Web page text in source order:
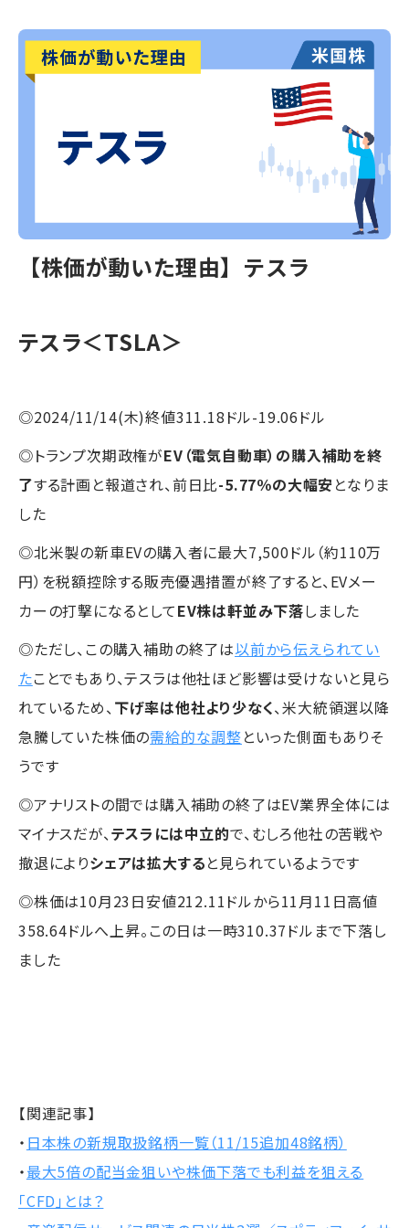
【株価が動いた理由】テスラ
テスラ＜TSLA＞
◎2024/11/14(木)終値311.18ドル-19.06ドル
◎トランプ次期政権がEV（電気自動車）の購入補助を終
了する計画と報道され、前日比-5.77％の大幅安となりま
した
◎北米製の新車EVの購入者に最大7,500ドル（約110万
円）を税額控除する販売優遇措置が終了すると、EVメー
カーの打撃になるとしてEV株は軒並み下落しました
◎ただし、この購入補助の終了は以前から伝えられてい
たことでもあり、テスラは他社ほど影響は受けないと見ら
れているため、 下げ率は他社より少なく、米大統領選以降
急騰していた株価の需給的な調整といった側面もありそ
うです
◎アナリストの間では購入補助の終了はEV業界全体には
マイナスだが、テスラには中立的で、むしろ他社の苦戦や
撤退によりシェアは拡大すると見られているようです
◎株価は10月23日安値212.11ドルから11月11日高値
358.64ドルへ上昇。この日は一時310.37ドルまで下落し
ました
【関連記事】
・ 日本株の新規取扱銘柄一覧（11/15追加48銘柄）
・最大5倍の配当金狙いや株価下落でも利益を狙える
「CFD」とは？